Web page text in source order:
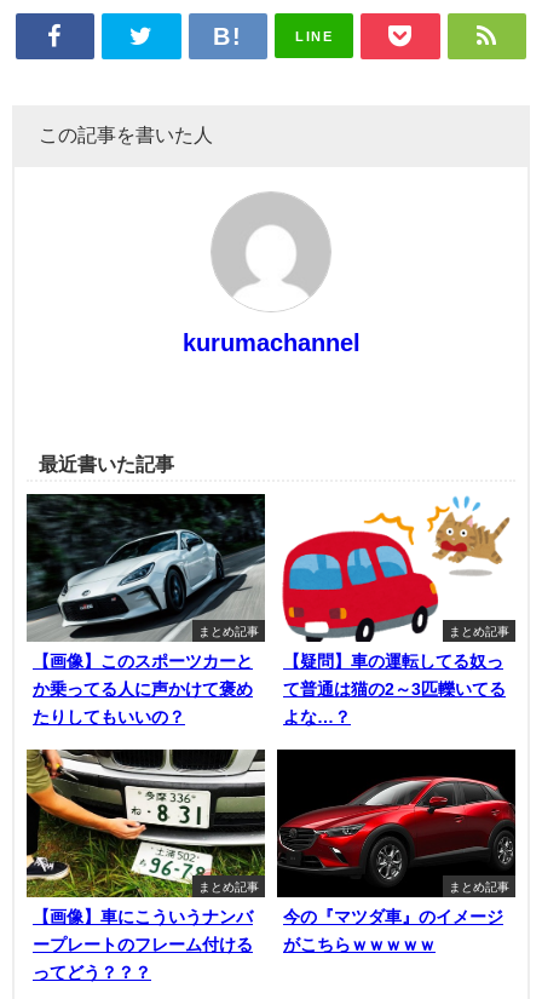
LINE
この記事を書いた人
kurumachannel
最近書いた記事
まとめ記事
【画像】このスポーツカーと
か乗ってる人に声かけて褒め
たりしてもいいの？
まとめ記事
【疑問】車の運転してる奴っ
て普通は猫の2～3匹轢いてる
よな…？
まとめ記事
【画像】車にこういうナンバ
ープレートのフレーム付ける
ってどう？？？
まとめ記事
今の『マツダ車』のイメージ
がこちらｗｗｗｗｗ